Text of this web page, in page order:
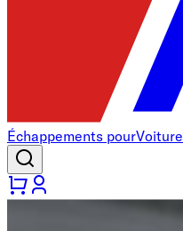
Échappements pourVoiture